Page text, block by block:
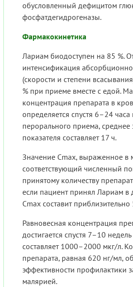
обусловленный дефицитом
фосфатдегидрогеназы.
Фармакокинетика
Лариам биодоступен на 85 %.
интенсификация
(скорости и степени
% при приеме вместе с едой.
концентрация препарата в
определяется спустя 6–24 часа
перорального приема, среднее
показателя составляет 17 ч.
Значение Cmax, выраженное в
соответствующий численный
принятому количеству
если пациент принял Лариам в
Cmax составит
Равновесная концентрация
достигается спустя 7–10
составляет 1000–2000 мкг/л.
препарата, равная 620 нг/мл,
эффективности профилактики
малярией.